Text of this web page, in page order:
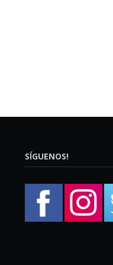
SÍGUENOS!